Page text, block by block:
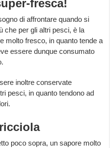
fresca!
di affrontare quando si
che per gli altri pesci, è la
molto fresco, in quanto tende a
essere dunque consumato
inoltre conservate
pesci, in quanto tendono ad
poco sopra, un sapore molto